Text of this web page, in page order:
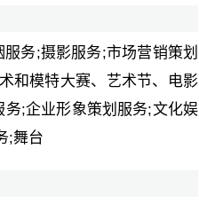
务;摄影服务;市场营销策划
和模特大赛、艺术节、电影
;企业形象策划服务;文化娱
;舞台